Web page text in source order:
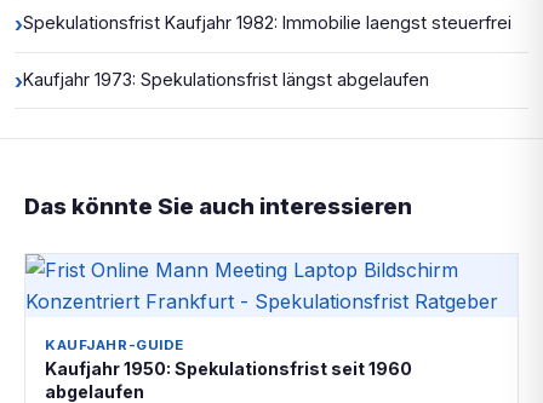
›Spekulationsfrist Kaufjahr 1982: Immobilie laengst steuerfrei
›Kaufjahr 1973: Spekulationsfrist längst abgelaufen
Das könnte Sie auch interessieren
KAUFJAHR-GUIDE
Kaufjahr 1950: Spekulationsfrist seit 1960
abgelaufen